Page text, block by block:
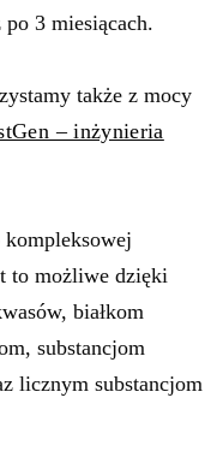
3 miesiącach.
także z mocy
– inżynieria
kompleksowej
to możliwe dzięki
białkom
substancjom
licznym substancjom